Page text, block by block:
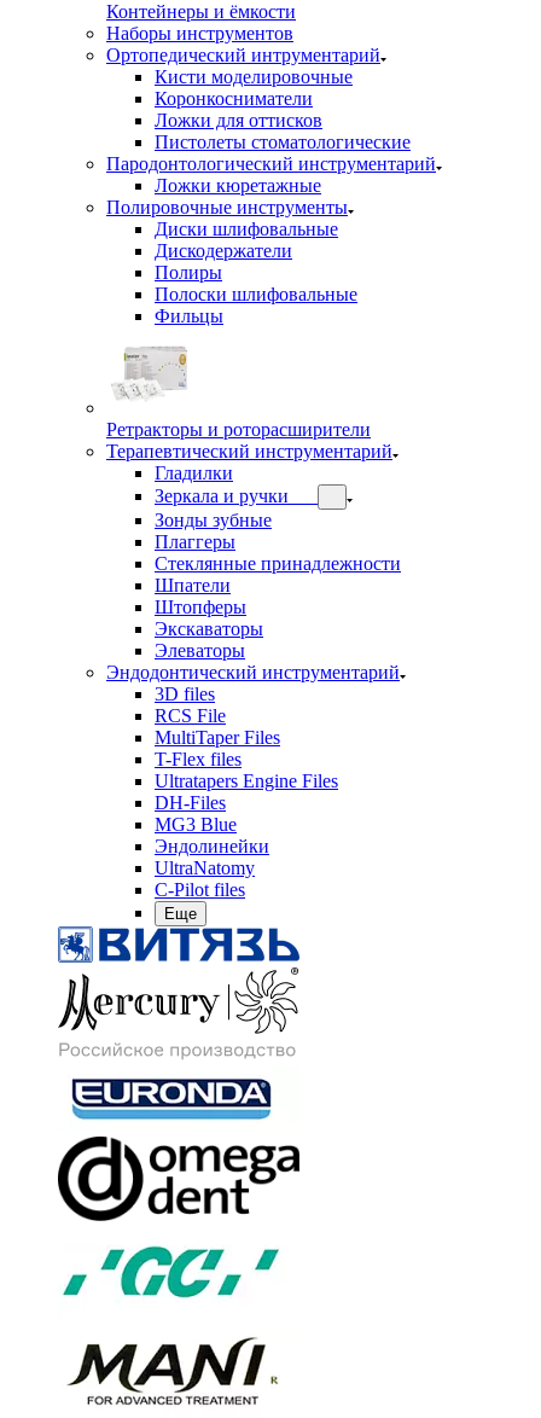
Контейнеры и ёмкости
Наборы инструментов
Ортопедический интрументарий
Кисти моделировочные
Коронкосниматели
Ложки для оттисков
Пистолеты стоматологические
Пародонтологический инструментарий
Ложки кюретажные
Полировочные инструменты
Диски шлифовальные
Дискодержатели
Полиры
Полоски шлифовальные
Фильцы
Ретракторы и роторасширители
Терапевтический инструментарий
Гладилки
Зеркала и ручки
Зонды зубные
Плаггеры
Стеклянные принадлежности
Шпатели
Штопферы
Экскаваторы
Элеваторы
Эндодонтический инструментарий
3D files
RCS File
MultiTaper Files
T-Flex files
Ultratapers Engine Files
DH-Files
MG3 Blue
Эндолинейки
UltraNatomy
C-Pilot files
Еще